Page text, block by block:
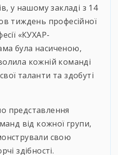
у нашому закладі з 14
тиждень професійної
«КУХАР-
була насиченою,
кожній команді
таланти та здобуті
представлення
від кожної групи,
свою
здібності.